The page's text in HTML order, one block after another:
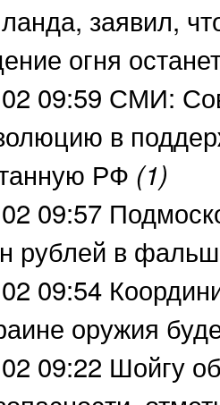
заявил,
огня
09:59 СМИ:
в
РФ (1)
09:57
рублей в
09:54
оружия
09:22 Шойгу